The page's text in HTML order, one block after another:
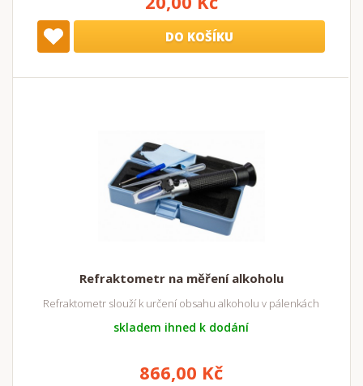
DO KOŠÍKU
Refraktometr na měření alkoholu
Refraktometr slouží k určení obsahu alkoholu v pálenkách
skladem ihned k dodání
866,00 Kč